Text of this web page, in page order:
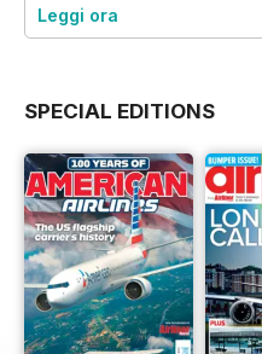
Leggi ora
SPECIAL EDITIONS